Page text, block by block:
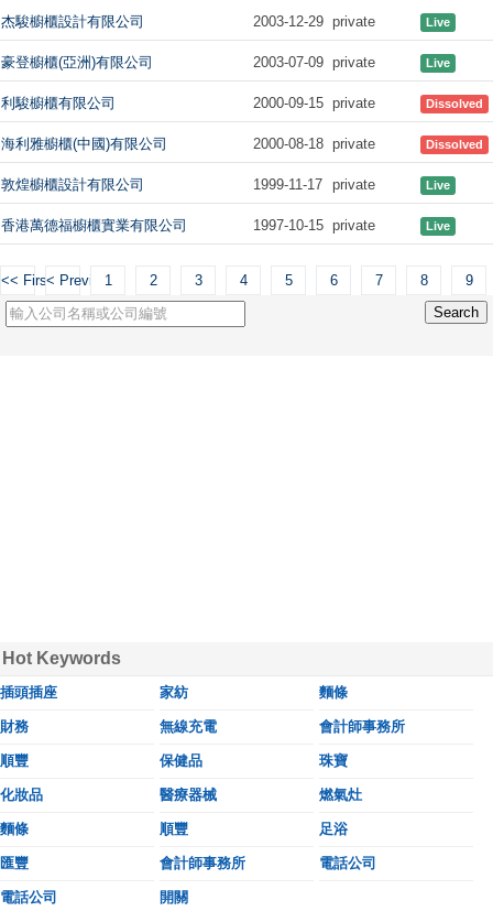
杰駿櫥櫃設計有限公司 2003-12-29 private Live
豪登櫥櫃(亞洲)有限公司 2003-07-09 private Live
利駿櫥櫃有限公司 2000-09-15 private Dissolved
海利雅櫥櫃(中國)有限公司 2000-08-18 private Dissolved
敦煌櫥櫃設計有限公司 1999-11-17 private Live
香港萬德福櫥櫃實業有限公司 1997-10-15 private Live
<< First< Previous1 2 3 4 5 6 7 8 9
Hot Keywords
插頭插座 家紡 麵條
財務 無線充電 會計師事務所
順豐 保健品 珠寶
化妝品 醫療器械 燃氣灶
麵條 順豐 足浴
匯豐 會計師事務所 電話公司
電話公司 開關